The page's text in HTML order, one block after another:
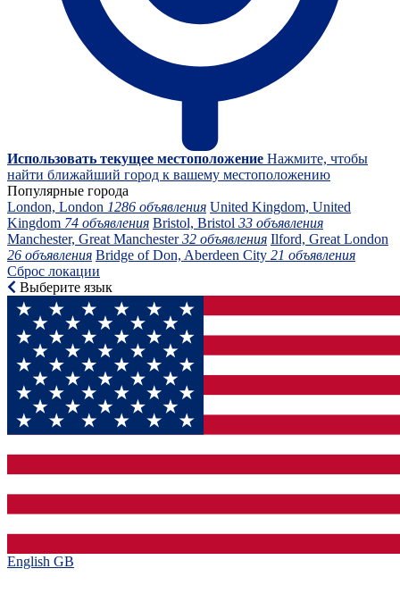
Использовать текущее местоположение Нажмите, чтобы
найти ближайший город к вашему местоположению
Популярные города
London, London 1286 объявления United Kingdom, United
Kingdom 74 объявления Bristol, Bristol 33 объявления
Manchester, Great Manchester32 объявления Ilford, Great London
26 объявления Bridge of Don, Aberdeen City 21 объявления
Сброс локации
Выберите язык
English GB‎